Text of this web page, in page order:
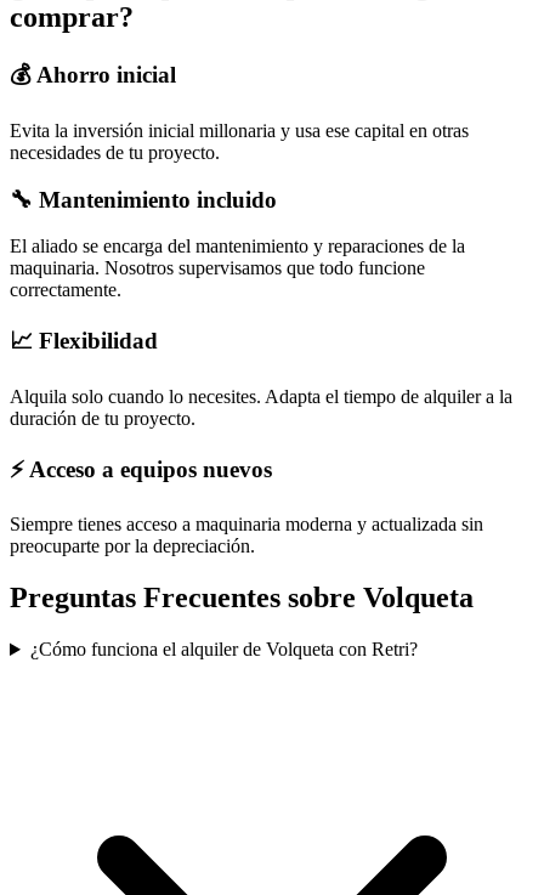
comprar?
💰 Ahorro inicial
Evita la inversión inicial millonaria y usa ese capital en otras
necesidades de tu proyecto.
🔧 Mantenimiento incluido
El aliado se encarga del mantenimiento y reparaciones de la
maquinaria. Nosotros supervisamos que todo funcione
correctamente.
📈 Flexibilidad
Alquila solo cuando lo necesites. Adapta el tiempo de alquiler a la
duración de tu proyecto.
⚡ Acceso a equipos nuevos
Siempre tienes acceso a maquinaria moderna y actualizada sin
preocuparte por la depreciación.
Preguntas Frecuentes sobre Volqueta
¿Cómo funciona el alquiler de Volqueta con Retri?